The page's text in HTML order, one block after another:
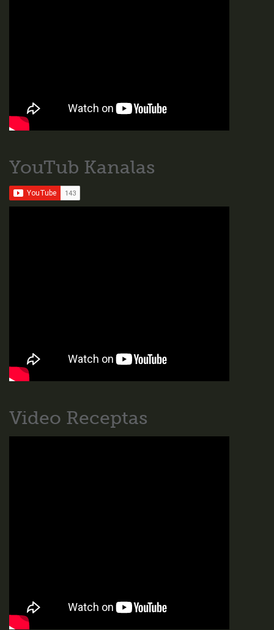
YouTub Kanalas
Video Receptas